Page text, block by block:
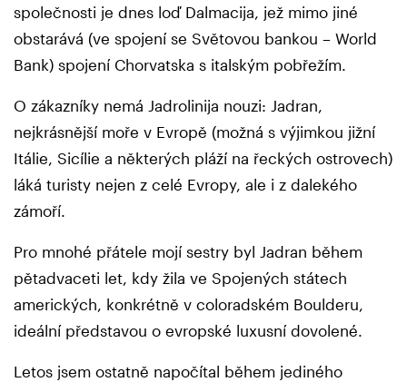
společnosti je dnes loď Dalmacija, jež mimo jiné
obstarává (ve spojení se Světovou bankou – World
Bank) spojení Chorvatska s italským pobřežím.
O zákazníky nemá Jadrolinija nouzi: Jadran,
nejkrásnější moře v Evropě (možná s výjimkou jižní
Itálie, Sicílie a některých pláží na řeckých ostrovech)
láká turisty nejen z celé Evropy, ale i z dalekého
zámoří.
Pro mnohé přátele mojí sestry byl Jadran během
pětadvaceti let, kdy žila ve Spojených státech
amerických, konkrétně v coloradském Boulderu,
ideální představou o evropské luxusní dovolené.
Letos jsem ostatně napočítal během jediného